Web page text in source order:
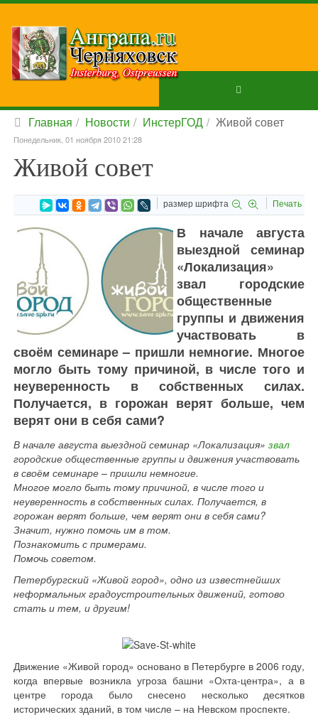
Главная Новости ИнстерГОД Живой совет
Понедельник, 01 ноября 2010 21:28
Живой совет
размер шрифта Печать
В начале августа
выездной семинар
«Локализация»
звал городские
общественные
группы и движения
участвовать в
своём семинаре – пришли немногие. Многое
могло быть тому причиной, в числе того и
неуверенность в собственных силах.
Получается, в горожан верят больше, чем
верят они в себя сами?
В начале августа выездной семинар «Локализация» звал
городские общественные группы и движения участвовать
в своём семинаре – пришли немногие.
Многое могло быть тому причиной, в числе того и
неуверенность в собственных силах. Получается, в
горожан верят больше, чем верят они в себя сами?
Значит, нужно помочь им в том.
Познакомить с примерами.
Помочь советом.
Петербургский «Живой город», одно из известнейших
неформальных градоустроительных движений, готово
стать и тем, и другим!
Движение «Живой город» основано в Петербурге в 2006 году,
когда впервые возникла угроза башни «Охта-центра», а в
центре города было снесено несколько десятков
исторических зданий, в том числе – на Невском проспекте.